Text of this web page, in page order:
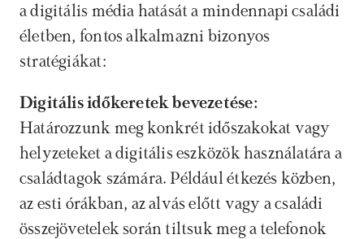
a digitális média hatását a mindennapi családi
életben, fontos alkalmazni bizonyos
stratégiákat:
Digitális időkeretek bevezetése:
Határozzunk meg konkrét időszakokat vagy
helyzeteket a digitális eszközök használatára a
családtagok számára. Például étkezés közben,
az esti órákban, az alvás előtt vagy a családi
összejövetelek során tiltsuk meg a telefonok